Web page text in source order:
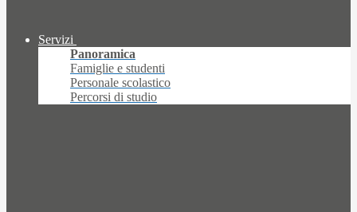
Servizi
Panoramica
Famiglie e studenti
Personale scolastico
Percorsi di studio